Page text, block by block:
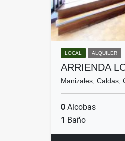
LOCAL ALQUILER
ARRIENDA
Manizales, Caldas,
0 Alcobas
1 Baño